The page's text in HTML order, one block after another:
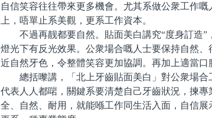
自信笑容往往帶來更多機會。尤其系做公衆工作
上，唔單止系美觀，更系工作資本。
不過再靓都要自然。貼面美白講究“度身訂造”
燈光下有反光效果。公衆場合嘅人士要保持自然
近自然牙色，令整體笑容更加協調。再加上適當口
總括嚟講，「北上牙齒貼面美白」對公衆場合
代表人人都啱，關鍵系要清楚自己牙齒狀況，揀
全、自然、耐用，就能喺工作同生活入面，自信